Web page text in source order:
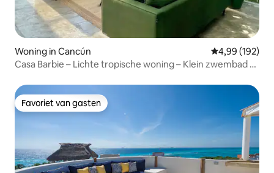
Woning in Cancún Gemiddelde
4,99 (192)
Casa Barbie – Lichte tropische woning – Klein zwembad –
Favoriet van gasten
Favoriet van gasten